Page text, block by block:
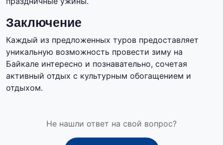
Заключение
Каждый из предложенных туров предоставляет
уникальную возможность провести зиму на
Байкале интересно и познавательно, сочетая
активный отдых с культурным обогащением и
отдыхом.
Не нашли ответ на свой вопрос?